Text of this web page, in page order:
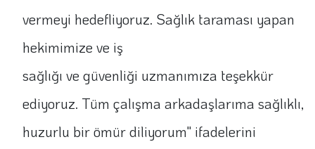
vermeyi hedefliyoruz. Sağlık taraması yapan
hekimimize ve iş
sağlığı ve güvenliği uzmanımıza teşekkür
ediyoruz. Tüm çalışma arkadaşlarıma sağlıklı,
huzurlu bir ömür diliyorum" ifadelerini